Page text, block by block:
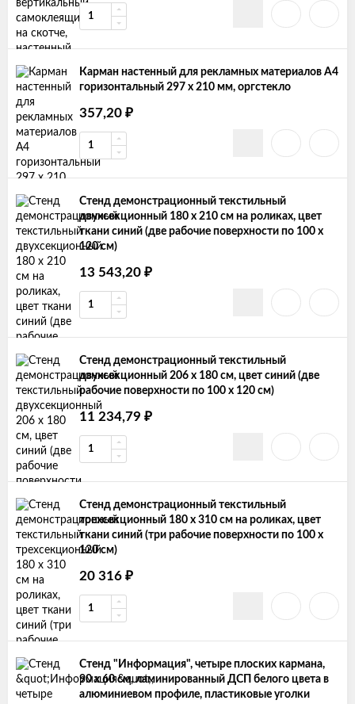
Карман настенный для рекламных материалов А4
горизонтальный 297 х 210 мм, оргстекло
357,20 ₽
Стенд демонстрационный текстильный
двухсекционный 180 х 210 см на роликах, цвет
ткани синий (две рабочие поверхности по 100 х
120 см)
13 543,20 ₽
Стенд демонстрационный текстильный
двухсекционный 206 х 180 см, цвет синий (две
рабочие поверхности по 100 х 120 см)
11 234,79 ₽
Стенд демонстрационный текстильный
трехсекционный 180 х 310 см на роликах, цвет
ткани синий (три рабочие поверхности по 100 х
120 см)
20 316 ₽
Стенд "Информация", четыре плоских кармана,
90 х 60 см, ламинированный ДСП белого цвета в
алюминиевом профиле, пластиковые уголки